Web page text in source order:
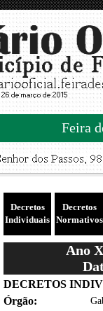
Feira
Decretos
Individuais
Decretos
Normativos
Ano
DECRETOS
Órgão: